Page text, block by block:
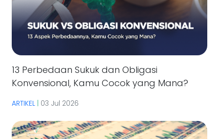
13 Perbedaan Sukuk dan Obligasi
Konvensional, Kamu Cocok yang Mana?
ARTIKEL | 03 Jul 2026